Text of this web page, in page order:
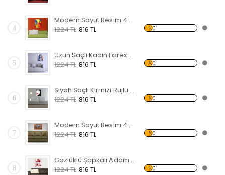
4
Modern Soyut Resim 47 Forex Tablo
1224 TL 816 TL %0
5
Uzun Saçlı Kadın Forex Tablo
1224 TL 816 TL %0
6
Siyah Saçlı Kırmızı Rujlu Kadın Forex Tablo
1224 TL 816 TL %0
7
Modern Soyut Resim 46 Forex Tablo
1224 TL 816 TL %0
8
Gözlüklü Şapkalı Adam Forex Tablo
1224 TL 816 TL %0